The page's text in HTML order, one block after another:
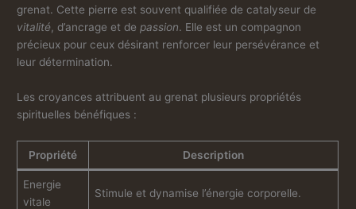
grenat. Cette pierre est souvent qualifiée de catalyseur de
vitalité , d’ancrage et depassion. Elle est un compagnon
précieux pour ceux désirant renforcer leur persévérance et
leur détermination.
Les croyances attribuent au grenat plusieurs propriétés
spirituelles bénéfiques :
Propriété Description
Energie
vitale
Stimule et dynamise l’énergie corporelle.